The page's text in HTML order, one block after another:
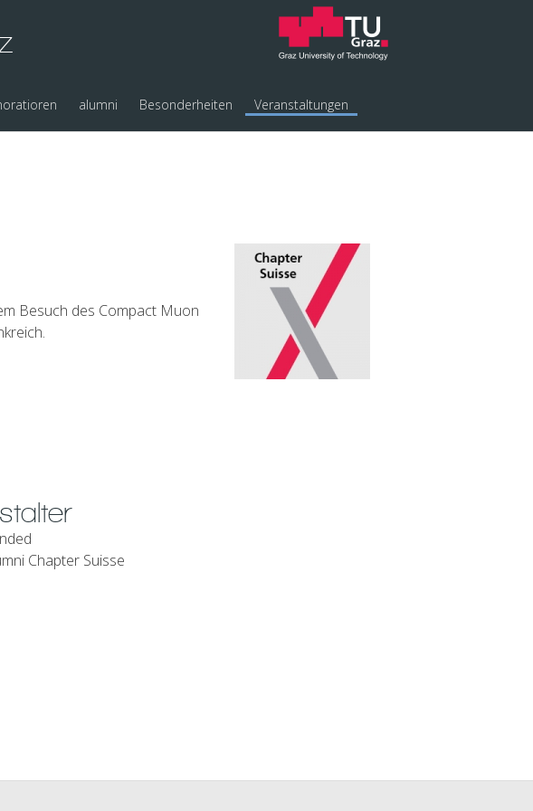
alumni Besonderheiten Veranstaltungen
Besuch des Compact Muon
Chapter Suisse